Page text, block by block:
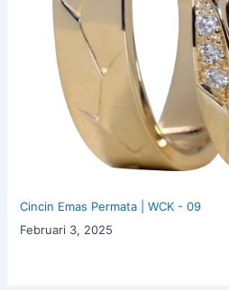
Cincin Emas Permata | WCK - 09
Februari 3, 2025